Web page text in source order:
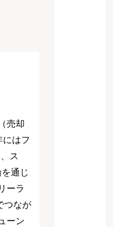
売却
はフ
ス
通じ
ーラ
つなが
ーン